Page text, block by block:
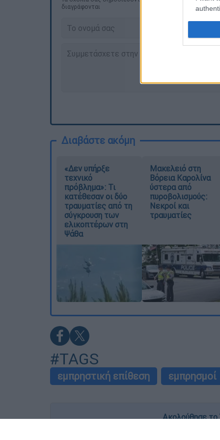
διαγράφονται
Διαβάστε ακόμη
«Δεν υπήρξε
τεχνικό
πρόβλημα»: Τι
κατέθεσαν οι δύο
τραυματίες από τη
σύγκρουση των
ελικοπτέρων στη
Ψάθα
Μακελειό στη
Βόρεια Καρολίνα
ύστερα από
πυροβολισμούς:
Νεκροί και
τραυματίες
#TAGS
εμπρηστική επίθεση εμπρησμοί
Ακολούθησε το